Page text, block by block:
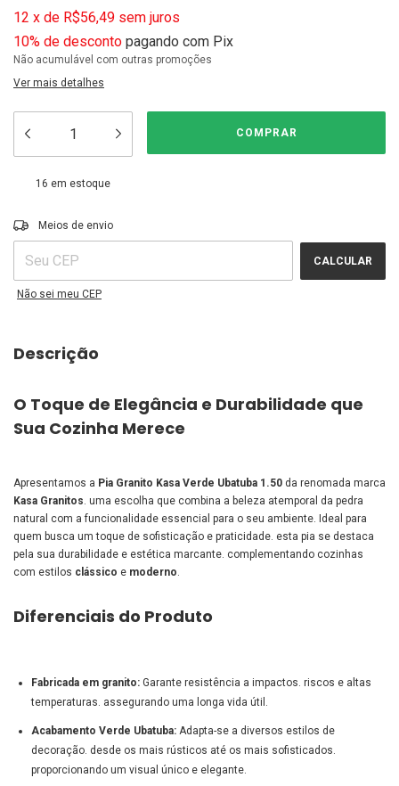
12 x de R$56,49 sem juros
10% de desconto pagando com Pix
Não acumulável com outras promoções
Ver mais detalhes
16 em estoque
Entregas para o CEP:
Meios de envio
CALCULAR
Não sei meu CEP
Descrição
O Toque de Elegância e Durabilidade que
Sua Cozinha Merece
Apresentamos a Pia Granito Kasa Verde Ubatuba 1.50 da renomada marca
Kasa Granitos. uma escolha que combina a beleza atemporal da pedra
natural com a funcionalidade essencial para o seu ambiente. Ideal para
quem busca um toque de sofisticação e praticidade. esta pia se destaca
pela sua durabilidade e estética marcante. complementando cozinhas
com estilos clássico e moderno.
Diferenciais do Produto
Fabricada em granito: Garante resistência a impactos. riscos e altas
temperaturas. assegurando uma longa vida útil.
Acabamento Verde Ubatuba: Adapta-se a diversos estilos de
decoração. desde os mais rústicos até os mais sofisticados.
proporcionando um visual único e elegante.